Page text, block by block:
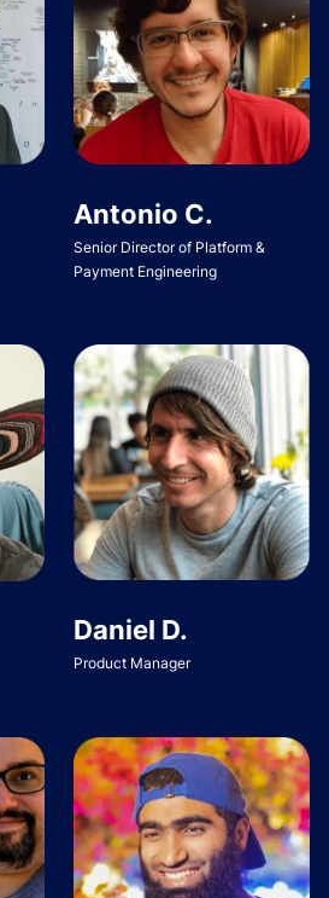
Antonio C.
Senior Director of Platform &
Payment Engineering
Daniel D.
Product Manager